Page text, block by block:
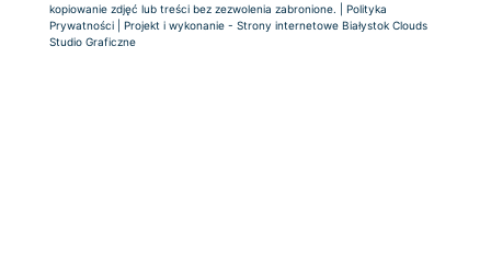
kopiowanie zdjęć lub treści bez zezwolenia zabronione. | Polityka
Prywatności | Projekt i wykonanie - Strony internetowe Białystok Clouds
Studio Graficzne